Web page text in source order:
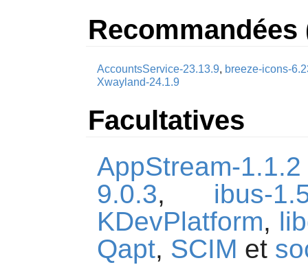
AccountsService-23.13.9, breeze-icons-
Xwayland-24.1.9
Facultatives
AppStream-1.1.2
9.0.3, ibus-
KDevPlatform,
Qapt, SCIM et